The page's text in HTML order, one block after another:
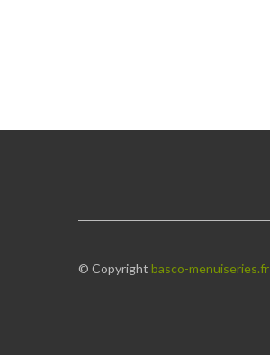
© Copyright basco-menuiseries.fr